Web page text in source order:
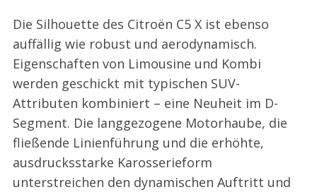
Die Silhouette des Citroën C5 X ist ebenso
auffällig wie robust und aerodynamisch.
Eigenschaften von Limousine und Kombi
werden geschickt mit typischen SUV-
Attributen kombiniert – eine Neuheit im D-
Segment. Die langgezogene Motorhaube, die
fließende Linienführung und die erhöhte,
ausdrucksstarke Karosserieform
unterstreichen den dynamischen Auftritt und